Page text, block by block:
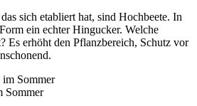
sich etabliert hat, sind Hochbeete. In
ein echter Hingucker. Welche
Es erhöht den Pflanzbereich, Schutz vor
Sommer